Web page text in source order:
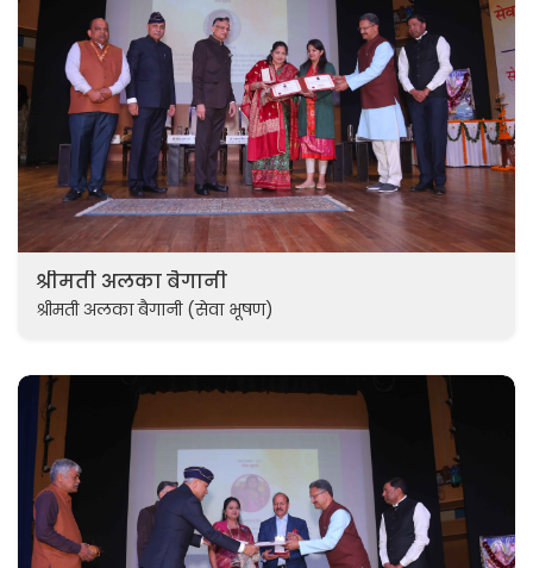
श्रीमती अलका बैगानी
श्रीमती अलका बैगानी (सेवा भूषण)